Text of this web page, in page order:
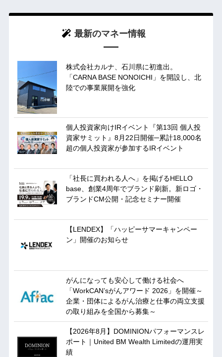
最新のマネー情報
株式会社カルナ、石川県に初進出。
「CARNA BASE NONOICHI」を開設し、北
陸での事業展開を強化
個人投資家向けIRイベント『第13回 個人投
資家サミット』8月22日開催─累計18,000名
超の個人投資家が参加するIRイベント
「社長に買われる人へ」を掲げるHELLO
base、創業4周年でブランド刷新。新ロゴ・
ブランドCM公開・記念セミナー開催
【LENDEX】「ハッピーサマーキャンペー
ン」開催のお知らせ
がんになっても安心して働ける社会へ
「WorkCAN’sがんアワード 2026」を開催～
企業・団体によるがん治療と仕事の両立支援
の取り組みを全国から募集～
【2026年8月】DOMINIONパフォーマンスレ
ポート｜United BM Wealth Limitedの運用実
績